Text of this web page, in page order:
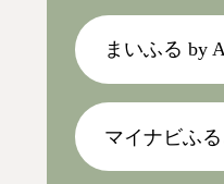
まいふる by
マイナビふ